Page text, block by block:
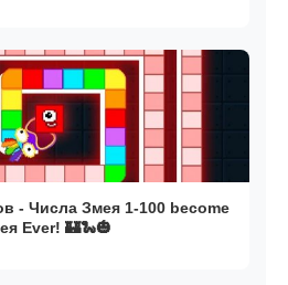
- Числа Змея 1-100 become
Ever! 🏰🐍🎃